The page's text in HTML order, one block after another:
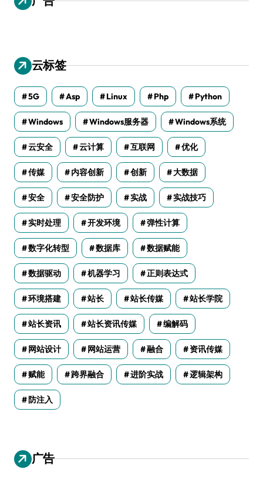
云标签
5G Asp Linux Php Python
Windows Windows服务器 Windows系统
云安全 云计算 互联网 优化
传媒 内容创新 创新 大数据
安全 安全防护 实战 实战技巧
实时处理 开发环境 弹性计算
数字化转型 数据库 数据赋能
数据驱动 机器学习 正则表达式
环境搭建 站长 站长传媒 站长学院
站长资讯 站长资讯传媒 编解码
网站设计 网站运营 融合 资讯传媒
赋能 跨界融合 进阶实战 逻辑架构
防注入
广告